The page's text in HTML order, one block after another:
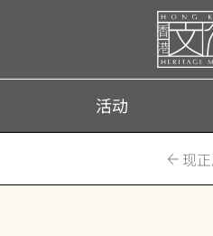
首
活动
现